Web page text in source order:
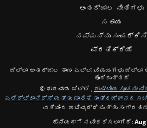
ಅಂತರ್ಜಾಲ ನೀತಿಗಳು
ಸಹಾಯ
ನಮ್ಮನ್ನು ಸಂಪರ್ಕಿಸಿ
ಪ್ರತಿಕ್ರಿಯೆ
ಜಿಲ್ಲಾ ಅಂತರ್ಜಾಲ ತಾಣ ಎಲ್ಲಾ ವಿಷಯಗಳು
ಹೊಂದಿರುತ್ತದೆ
© ಧಾರವಾಡ ಜಿಲ್ಲೆ , ರಾಷ್ಟೀಯ ಸೂಚನಾ
ಎಲೆಕ್ಟ್ರಾನಿಕ್ಸ್ ಮತ್ತು ಮಾಹಿತಿ ತಂತ್ರಜ್ಞಾನದ
ವತಿಯಿಂದ ಅಭಿವೃದ್ಧಿ ಮತ್ತು
ಕೊನೆಯದಾಗಿ ನವೀಕರಿಸಲಾಗಿದೆ:Aug